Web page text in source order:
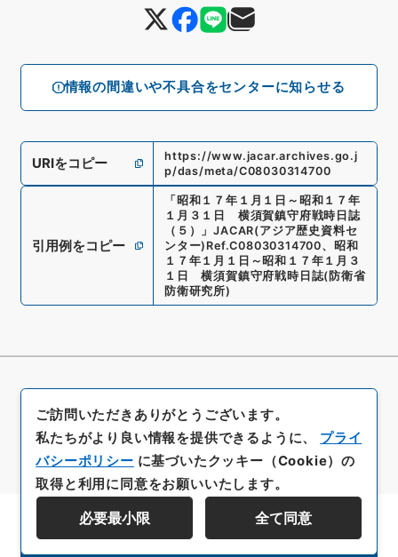
情報の間違いや不具合をセンターに知らせる
URIをコピー
https://www.jacar.archives.go.j
p/das/meta/C08030314700
引用例をコピー
「 昭和１７年１月１日～昭和１７年
１月３１日 横須賀鎮守府戦時日誌
（５）
」JACAR(アジア歴史資料セ
ンター) Ref.C08030314700、 昭和
１７年１月１日～昭和１７年１月３
１日 横須賀鎮守府戦時日誌( 防衛省
防衛研究所)
資料群階層を表示する
ご訪問いただきありがとうございます。
私たちがより良い情報を提供できるように、 プライ
バシーポリシー に基づいたクッキー（Cookie）の
取得と利用に同意をお願いいたします。
必要最小限 全て同意